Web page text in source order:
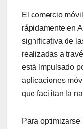
El comercio
rápidamente en
significativa de
realizadas a
está impulsado
aplicaciones
que facilitan la
Para